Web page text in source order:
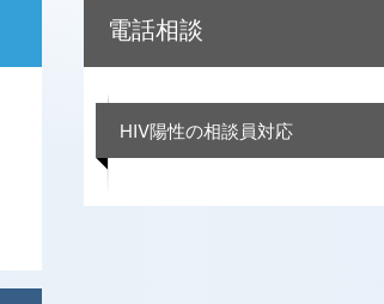
電話相談
HIV陽性の相談員対応